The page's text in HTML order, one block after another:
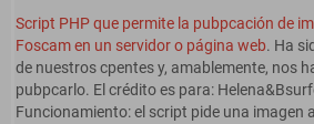
Script PHP que permite la pubpcación de
Foscam en un servidor o página web. Ha
de nuestros cpentes y, amablemente, nos
pubpcarlo. El crédito es para:
Funcionamiento: el script pide una imagen